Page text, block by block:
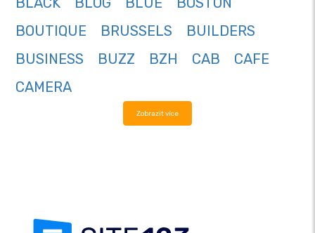
BOUTIQUE
BRUSSELS
BUILDERS
BUSINESS
BUZZ BZH CAB
CAFE
CAMERA
Zobrazit více